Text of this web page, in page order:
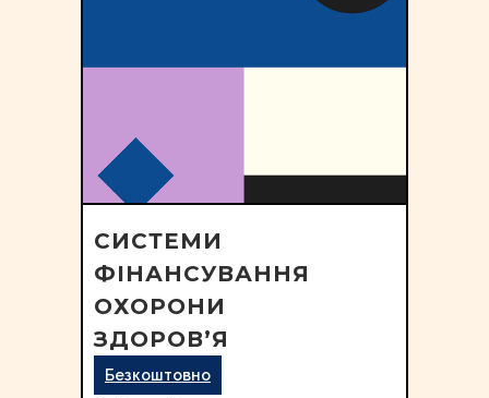
СИСТЕМИ
ФІНАНСУВАННЯ
ОХОРОНИ
ЗДОРОВ’Я
Безкоштовно